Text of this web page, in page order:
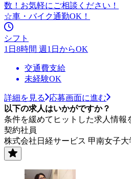
数！お気軽にご相談ください！
☆車・バイク通勤OK！
シフト
1日8時間 週1日からOK
交通費支給
未経験OK
詳細を見る
応募画面に進む
以下の求人はいかがですか？
条件を緩めてヒットした求人情報
契約社員
株式会社日経サービス 甲南女子大